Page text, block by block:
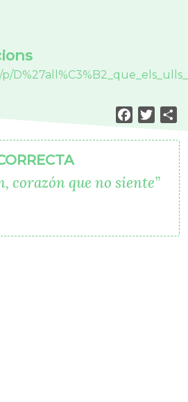
Facebook
corazón que no siente